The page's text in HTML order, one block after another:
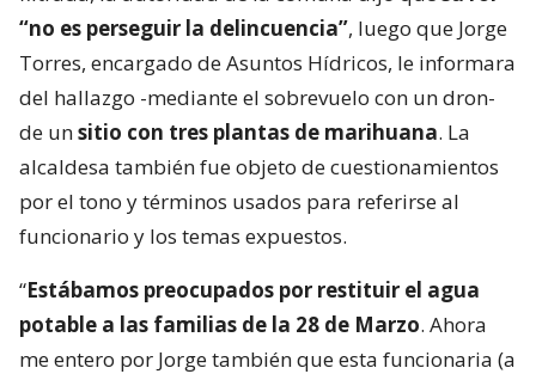
“no es perseguir la delincuencia”, luego que Jorge
Torres, encargado de Asuntos Hídricos, le informara
del hallazgo -mediante el sobrevuelo con un dron-
de unsitio con tres plantas de marihuana. La
alcaldesa también fue objeto de cuestionamientos
por el tono y términos usados para referirse al
funcionario y los temas expuestos.
“Estábamos preocupados por restituir el agua
potable a las familias de la 28 de Marzo. Ahora
me entero por Jorge también que esta funcionaria (a